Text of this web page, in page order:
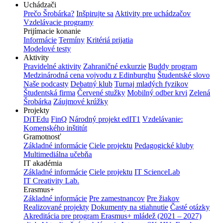
Uchádzači
Prečo Šrobárka? Inšpirujte sa Aktivity pre uchádzačov
Vzdelávacie programy
Prijímacie konanie
Informácie Termíny Kritériá prijatia
Modelové testy
Aktivity
Pravidelné aktivity Zahraničné exkurzie Buddy program
Medzinárodná cena vojvodu z Edinburghu Študentské slovo
Naše podcasty Debatný klub Turnaj mladých fyzikov
Študentská firma Červené stužky Mobilný odber krvi Zelená
Šrobárka Záujmové krúžky
Projekty
DiTEdu FinQ Národný projekt edIT1 Vzdelávanie:
Komenského inštitút
Gramotnosť
Základné informácie Ciele projektu Pedagogické kluby
Multimediálna učebňa
IT akadémia
Základné informácie Ciele projektu IT ScienceLab
IT Creativity Lab.
Erasmus+
Základné informácie Pre zamestnancov Pre žiakov
Realizované projekty Dokumenty na stiahnutie Časté otázky
Akreditácia pre program Erasmus+ mládež (2021 – 2027)